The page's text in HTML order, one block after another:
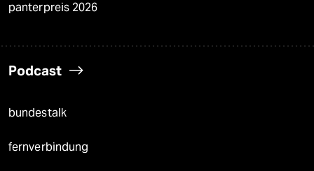
panterpreis 2026
Podcast
bundestalk
fernverbindung